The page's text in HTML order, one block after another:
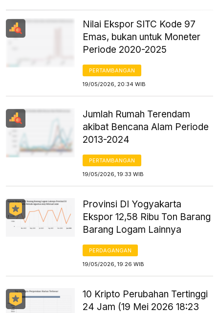
Nilai Ekspor SITC Kode 97
Emas, bukan untuk Moneter
Periode 2020-2025
PERTAMBANGAN
19/05/2026, 20:34 WIB
Jumlah Rumah Terendam
akibat Bencana Alam Periode
2013-2024
PERTAMBANGAN
19/05/2026, 19:33 WIB
Provinsi DI Yogyakarta
Ekspor 12,58 Ribu Ton Barang
Barang Logam Lainnya
PERDAGANGAN
19/05/2026, 19:26 WIB
10 Kripto Perubahan Tertinggi
24 Jam (19 Mei 2026 18:23